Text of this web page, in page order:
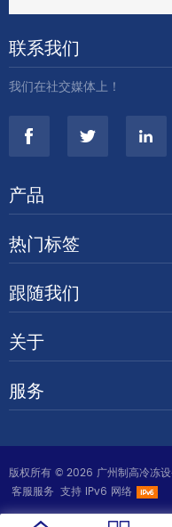
联系我们
我们在社交媒体上！
产品
热门标签
跟随我们
关于
服务
版权所有 © 2026 广州制高冷冻
客服服务 支持 IPv6 网络